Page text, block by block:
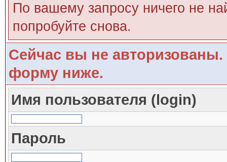
По вашему запросу ничего не
попробуйте снова.
Сейчас вы не авторизованы.
форму ниже.
Имя пользователя (login)
Пароль